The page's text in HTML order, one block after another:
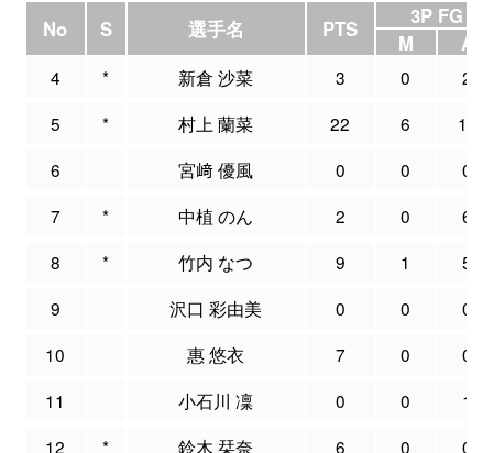
No S 選手名 PTS
3P FG
M
A
4 * 新倉 沙菜 3 0
2
5
* 村上 蘭菜 22 6
16
6
宮﨑 優風 0 0
0
7
* 中植 のん 2 0
6
8
* 竹内 なつ 9 1
5
9
沢口 彩由美 0 0
0
10
惠 悠衣 7 0
0
11
小石川 凜 0 0
1
12
* 鈴木 栞奈 6 0
0